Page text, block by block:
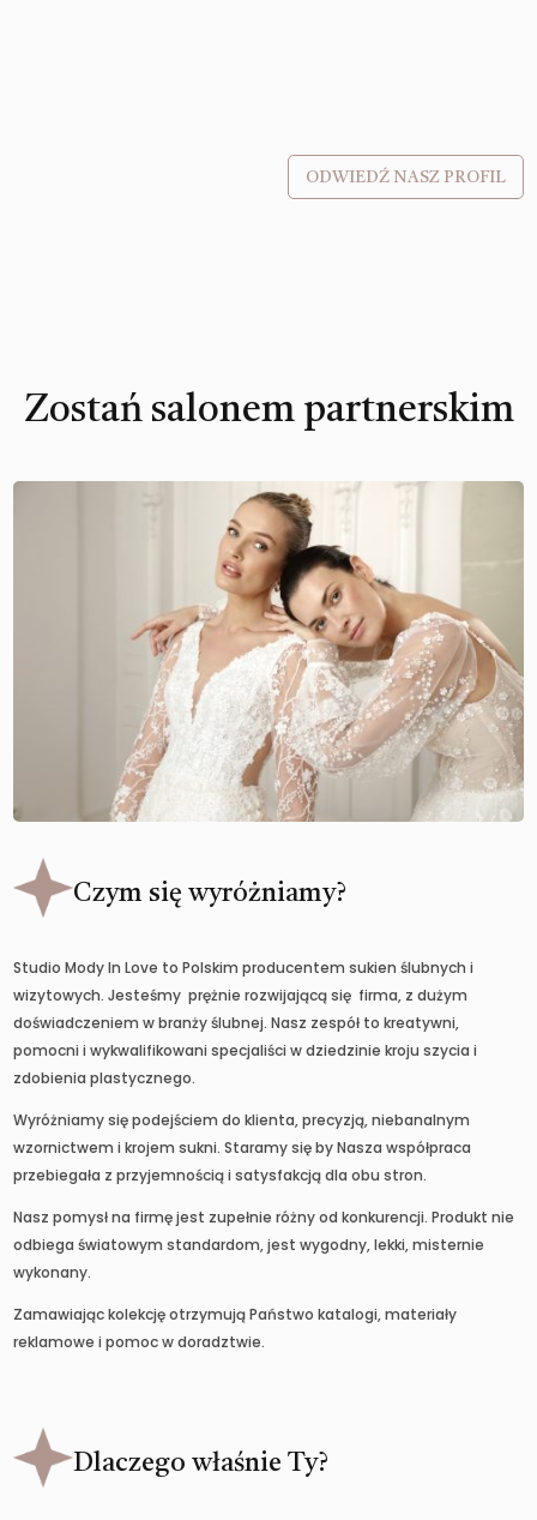
ODWIEDŹ NASZ PROFIL
Zostań salonem partnerskim
Czym się wyróżniamy?
Studio Mody In Love to Polskim producentem sukien ślubnych i
wizytowych. Jesteśmy prężnie rozwijającą się firma, z dużym
doświadczeniem w branży ślubnej. Nasz zespół to kreatywni,
pomocni i wykwalifikowani specjaliści w dziedzinie kroju szycia i
zdobienia plastycznego.
Wyróżniamy się podejściem do klienta, precyzją, niebanalnym
wzornictwem i krojem sukni. Staramy się by Nasza współpraca
przebiegała z przyjemnością i satysfakcją dla obu stron.
Nasz pomysł na firmę jest zupełnie różny od konkurencji. Produkt nie
odbiega światowym standardom, jest wygodny, lekki, misternie
wykonany.
Zamawiając kolekcję otrzymują Państwo katalogi, materiały
reklamowe i pomoc w doradztwie.
Dlaczego właśnie Ty?